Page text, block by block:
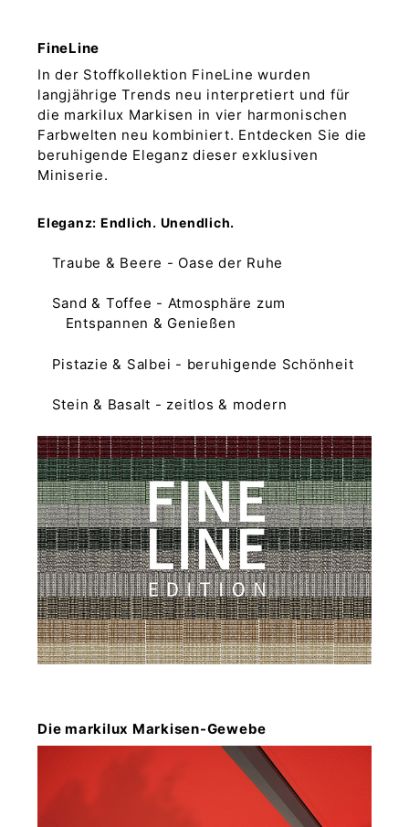
FineLine
In der Stoffkollektion FineLine wurden
langjährige Trends neu interpretiert und für
die markilux Markisen in vier harmonischen
Farbwelten neu kombiniert. Entdecken Sie die
beruhigende Eleganz dieser exklusiven
Miniserie.
Eleganz: Endlich. Unendlich.
Traube & Beere - Oase der Ruhe
Sand & Toffee - Atmosphäre zum
Entspannen & Genießen
Pistazie & Salbei - beruhigende Schönheit
Stein & Basalt - zeitlos & modern
Die markilux Markisen-Gewebe